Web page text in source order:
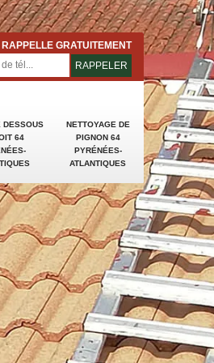
DESSOUS
64
NETTOYAGE DE
PIGNON 64
PYRÉNÉES-
ATLANTIQUES
GRATUITEMENT